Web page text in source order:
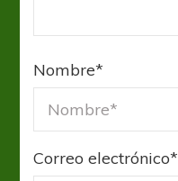
Nombre*
Correo electrónico*